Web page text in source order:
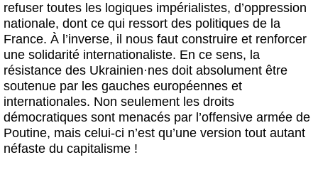
refuser toutes les logiques impérialistes, d’oppression
nationale, dont ce qui ressort des politiques de la
France. À l’inverse, il nous faut construire et renforcer
une solidarité internationaliste. En ce sens, la
résistance des Ukrainien·nes doit absolument être
soutenue par les gauches européennes et
internationales. Non seulement les droits
démocratiques sont menacés par l’offensive armée de
Poutine, mais celui-ci n’est qu’une version tout autant
néfaste du capitalisme !